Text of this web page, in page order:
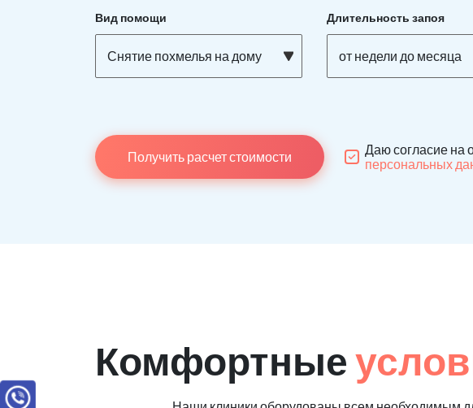
Вид помощи
Снятие похмелья на дому
Длительность запоя
от недели до месяца
Получить расчет стоимости
Даю согласие на
персональных
Комфортные